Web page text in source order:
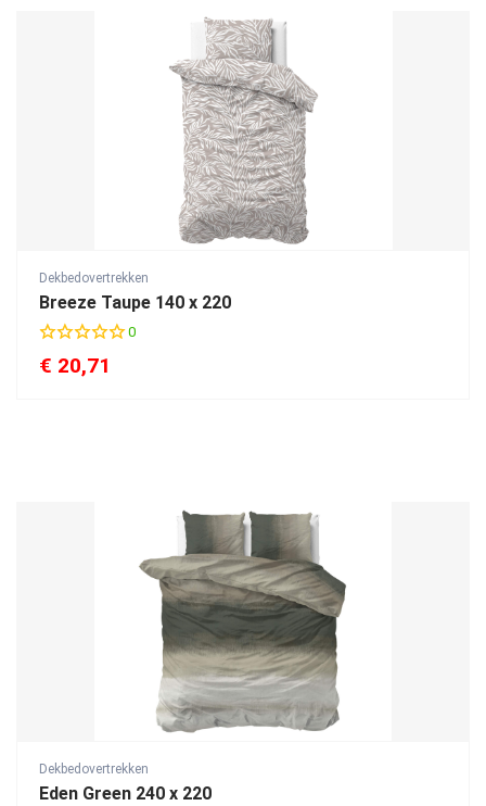
Dekbedovertrekken
Breeze Taupe 140 x 220
0
€ 20,71
Dekbedovertrekken
Eden Green 240 x 220